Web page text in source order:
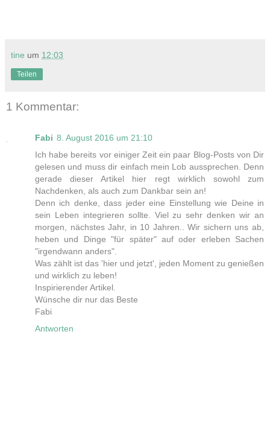
tine um 12:03
Teilen
1 Kommentar:
Fabi 8. August 2016 um 21:10
Ich habe bereits vor einiger Zeit ein paar Blog-Posts von Dir
gelesen und muss dir einfach mein Lob aussprechen. Denn
gerade dieser Artikel hier regt wirklich sowohl zum
Nachdenken, als auch zum Dankbar sein an!
Denn ich denke, dass jeder eine Einstellung wie Deine in
sein Leben integrieren sollte. Viel zu sehr denken wir an
morgen, nächstes Jahr, in 10 Jahren.. Wir sichern uns ab,
heben und Dinge "für später" auf oder erleben Sachen
"irgendwann anders".
Was zählt ist das 'hier und jetzt', jeden Moment zu genießen
und wirklich zu leben!
Inspirierender Artikel.
Wünsche dir nur das Beste
Fabi
Antworten